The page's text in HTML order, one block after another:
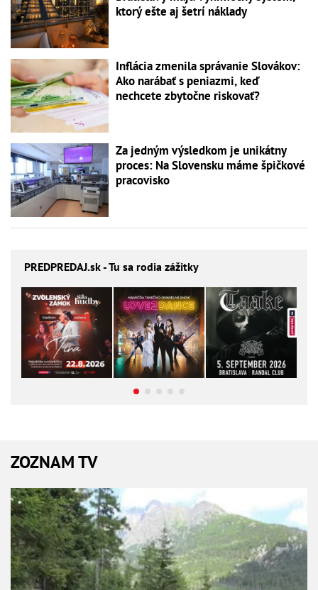
ktorý ešte aj šetrí náklady
Inflácia zmenila správanie Slovákov:
Ako narábať s peniazmi, keď
nechcete zbytočne riskovať?
Za jedným výsledkom je unikátny
proces: Na Slovensku máme špičkové
pracovisko
PREDPREDAJ.sk - Tu sa rodia zážitky
ZOZNAM TV